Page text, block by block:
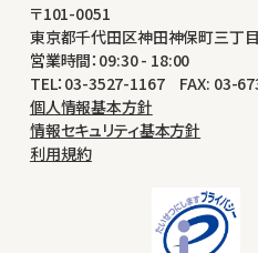
〒101-0051
東京都千代田区神田神保町三丁
営業時間：09:30 - 18:00
TEL：03-3527-1167 FAX: 03-
個人情報基本方針
情報セキュリティ基本方針
利用規約